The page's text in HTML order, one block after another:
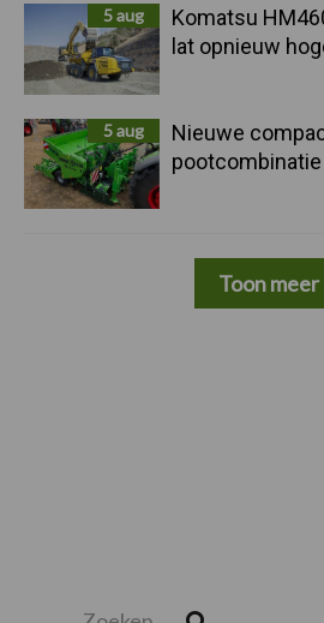
5 aug
Komatsu
lat opnieuw
5 aug
Nieuwe
pootcombinatie
Toon meer